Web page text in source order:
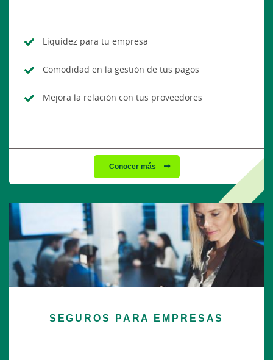
Liquidez para tu empresa
Comodidad en la gestión de tus pagos
Mejora la relación con tus proveedores
Conocer más
SEGUROS PARA EMPRESAS